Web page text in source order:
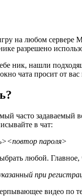
на любом сервере
разрешено
ник, нашли
чата просит от
часто задаваемый
в чат:
пароля>
любой. Главное,
при
видео по